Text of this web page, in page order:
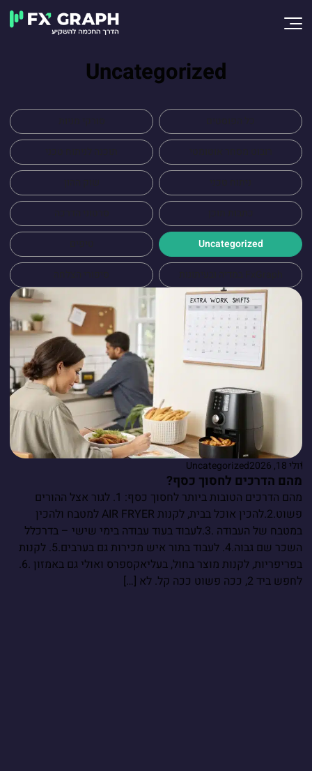
Uncategorized
Uncategorized
יולי 18, 2026 Uncategorized
מהם הדרכים לחסוך כסף?
מהם הדרכים הטובות ביותר לחסוך כסף: 1. לגור אצל ההורים
פשוט.2.להכין אוכל בבית, לקנות AIR FRYER למטבח ולהכין
במטבח של העבודה .3.לעבוד בעוד עבודה בימי שישי – בדרכלל
השכר שם גבוה.4. לעבוד בתור איש מכירות גם בערבים.5. לקנות
בפריפריות, לקנות מוצר בחול, בעליאקספרס ואולי גם באמזון .6.
לחפש ביד 2, ככה פשוט ככה קל. לא […]